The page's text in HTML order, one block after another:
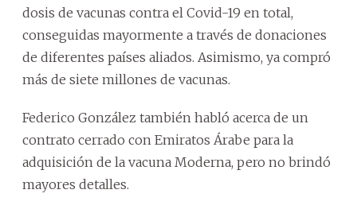
dosis de vacunas contra el Covid-19 en total,
conseguidas mayormente a través de donaciones
de diferentes países aliados. Asimismo, ya compró
más de siete millones de vacunas.
Federico González también habló acerca de un
contrato cerrado con Emiratos Árabe para la
adquisición de la vacuna Moderna, pero no brindó
mayores detalles.